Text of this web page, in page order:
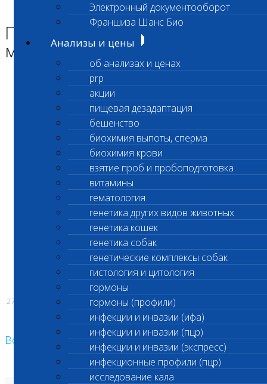
Электронный документооборот
Франшиза Шанс Био
Анализы и цены
об анализах и ценах
prp
акции
пищевая дезадаптация
бешенство
биохимия выпоты, сперма
биохимия крови
взятие проб и пробоподготовка
витамины
гематология
генетика других видов животных
генетика кошек
генетика собак
генетические комплексы собак
гистология и цитология
гормоны
гормоны (профили)
инфекции и инвазии (ифа)
инфекции и инвазии (пцр)
инфекции и инвазии (экспресс)
инфекционные профили (пцр)
исследование кала
Приостановлен прием материала на патвскрытие
Приостановлен прием
материала на патвскрытие
Уважаемые клиенты лаборатории!
Внимание!
Приостановлен прием трупов на
патологоанатомическое вскрытие
с 20.04.2026 по 03.05.2026 включительно.
С уважением,
Администрация «Шанс Био»
27.04.2026
Возврат к списку